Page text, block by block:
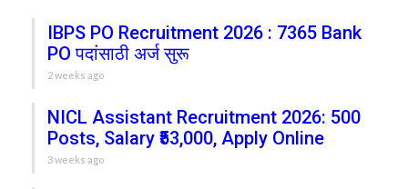
IBPS PO Recruitment 2026 : 7365 Bank
PO पदांसाठी अर्ज सुरू
2 weeks ago
NICL Assistant Recruitment 2026: 500
Posts, Salary ₹53,000, Apply Online
3 weeks ago